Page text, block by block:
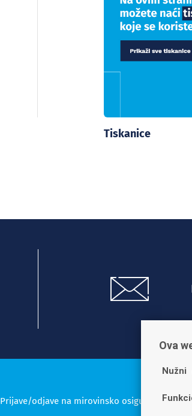
Tiskanice
Prijave/odjave na mirovinsko osiguranje
Ova
Nužni